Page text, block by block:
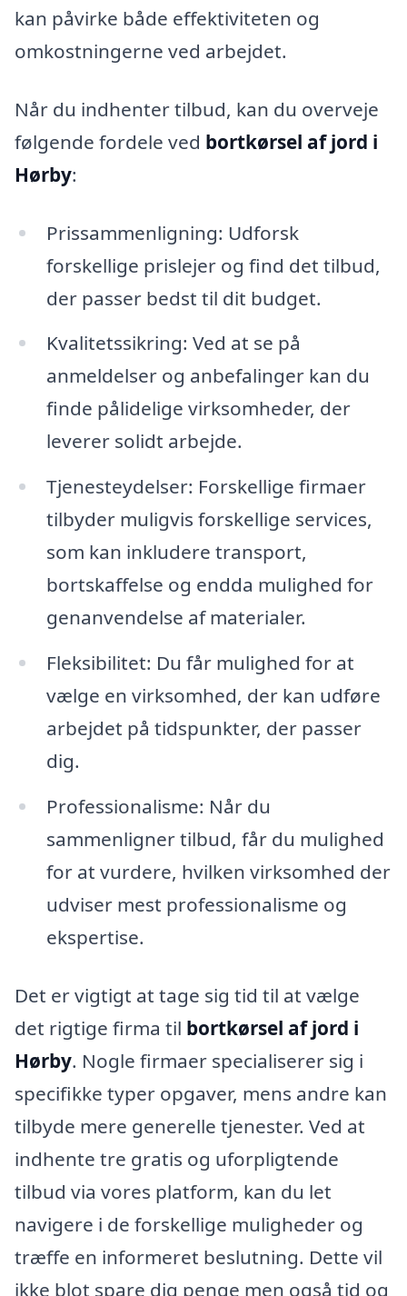
kan påvirke både effektiviteten og
omkostningerne ved arbejdet.
Når du indhenter tilbud, kan du overveje
følgende fordele ved bortkørsel af jord i
Hørby:
Prissammenligning: Udforsk
forskellige prislejer og find det tilbud,
der passer bedst til dit budget.
Kvalitetssikring: Ved at se på
anmeldelser og anbefalinger kan du
finde pålidelige virksomheder, der
leverer solidt arbejde.
Tjenesteydelser: Forskellige firmaer
tilbyder muligvis forskellige services,
som kan inkludere transport,
bortskaffelse og endda mulighed for
genanvendelse af materialer.
Fleksibilitet: Du får mulighed for at
vælge en virksomhed, der kan udføre
arbejdet på tidspunkter, der passer
dig.
Professionalisme: Når du
sammenligner tilbud, får du mulighed
for at vurdere, hvilken virksomhed der
udviser mest professionalisme og
ekspertise.
Det er vigtigt at tage sig tid til at vælge
det rigtige firma til bortkørsel af jord i
Hørby. Nogle firmaer specialiserer sig i
specifikke typer opgaver, mens andre kan
tilbyde mere generelle tjenester. Ved at
indhente tre gratis og uforpligtende
tilbud via vores platform, kan du let
navigere i de forskellige muligheder og
træffe en informeret beslutning. Dette vil
ikke blot spare dig penge men også tid og